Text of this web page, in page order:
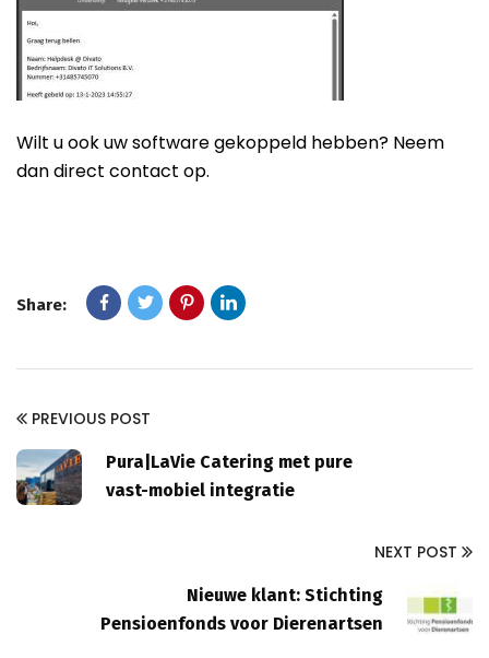
Wilt u ook uw software gekoppeld hebben? Neem
dan direct contact op.
Share:
PREVIOUS POST
Pura|LaVie Catering met pure
vast-mobiel integratie
NEXT POST
Nieuwe klant: Stichting
Pensioenfonds voor Dierenartsen